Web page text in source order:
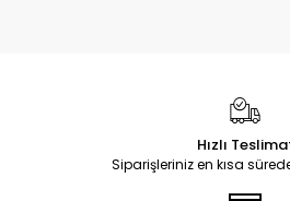
Hızlı
Siparişleriniz en kısa